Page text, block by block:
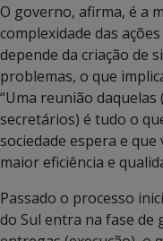
O governo, afirma, é a
complexidade das
depende da criação de
problemas, o que
“Uma reunião
secretários) é tudo o
sociedade espera e
maior eficiência e
Passado o processo
do Sul entra na fase de